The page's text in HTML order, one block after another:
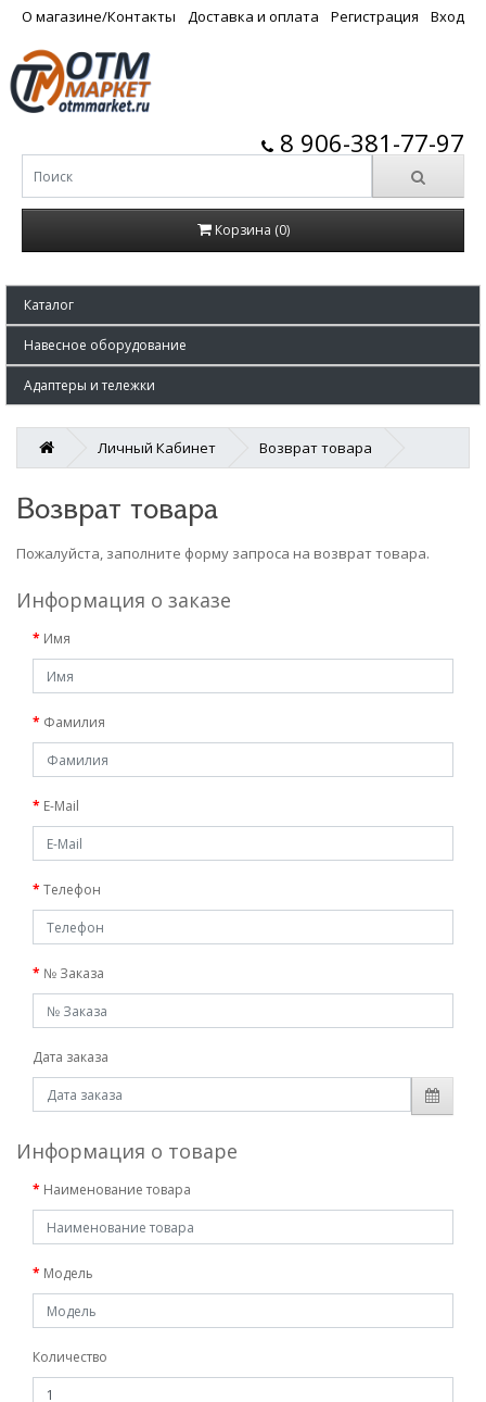
О магазине/Контакты Доставка и оплата Регистрация Вход
8 906-381-77-97
Корзина (0)
Каталог
Навесное оборудование
Адаптеры и тележки
Личный Кабинет Возврат товара
Возврат товара
Пожалуйста, заполните форму запроса на возврат товара.
Информация о заказе
Имя
Фамилия
E-Mail
Телефон
№ Заказа
Дата заказа
Информация о товаре
Наименование товара
Модель
Количество